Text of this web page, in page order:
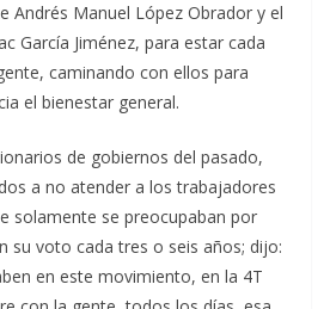
Andrés Manuel López Obrador y el
García Jiménez, para estar cada
caminando con ellos para
el bienestar general.
de gobiernos del pasado,
a no atender a los trabajadores
solamente se preocupaban por
su voto cada tres o seis años; dijo:
en este movimiento, en la 4T